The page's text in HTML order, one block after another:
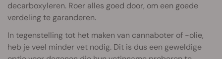
decarboxyleren. Roer alles goed door, om een goede
verdeling te garanderen.
In tegenstelling tot het maken van cannaboter of -olie,
heb je veel minder vet nodig. Dit is dus een geweldige